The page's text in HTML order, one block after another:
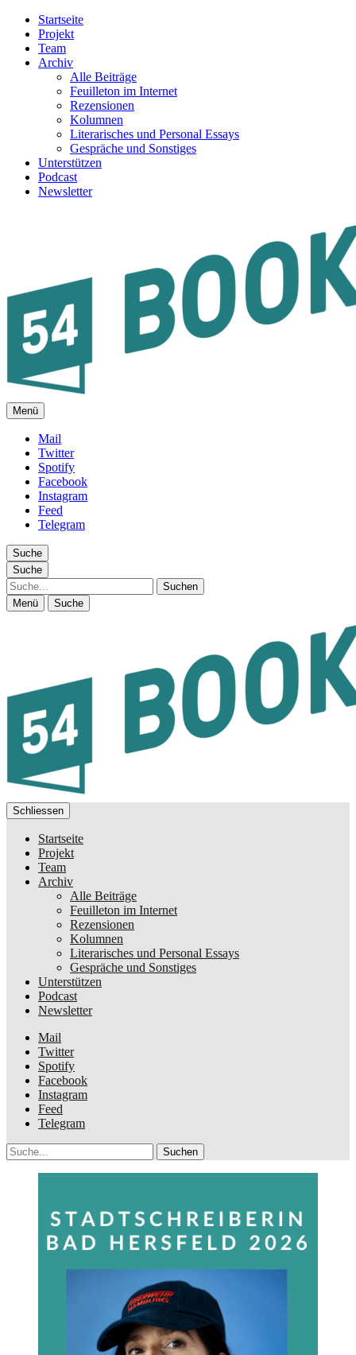
Startseite
Projekt
Team
Archiv
Alle Beiträge
Feuilleton im Internet
Rezensionen
Kolumnen
Literarisches und Personal Essays
Gespräche und Sonstiges
Unterstützen
Podcast
Newsletter
FEUILLETON IM INTERNET
Menü
Mail
Twitter
Spotify
Facebook
Instagram
Feed
Telegram
Suche
Suche
Suche
Menü Suche
Schliessen
Startseite
Projekt
Team
Archiv
Alle Beiträge
Feuilleton im Internet
Rezensionen
Kolumnen
Literarisches und Personal Essays
Gespräche und Sonstiges
Unterstützen
Podcast
Newsletter
Mail
Twitter
Spotify
Facebook
Instagram
Feed
Telegram
Suche